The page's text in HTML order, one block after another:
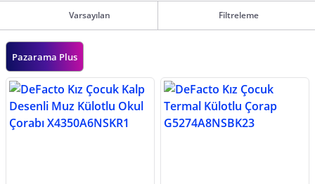
Varsayılan Filtreleme
Pazarama Plus